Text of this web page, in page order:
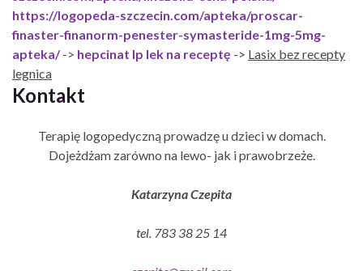
https://logopeda-szczecin.com/apteka/proscar-
finaster-finanorm-penester-symasteride-1mg-5mg-
apteka/-> hepcinat lp lek na receptę -> Lasix bez recepty
legnica
Kontakt
Terapię logopedyczną prowadzę u dzieci w domach.
Dojeżdżam zarówno na lewo- jak i prawobrzeże.
Katarzyna Czepita
tel. 783 38 25 14